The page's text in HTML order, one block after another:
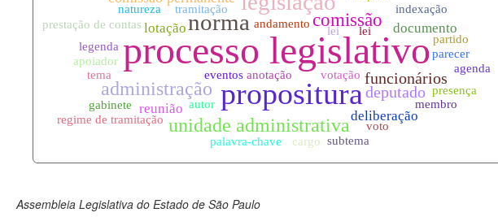
documento_andamento.xml
06-08-2026
palavras_chave.xml
06-08-2026
legislacao_normas.xml
06-08-2026
legislacao_norma_anotacoes.xml
06-08-2026
Assembleia Legislativa do Estado de São Paulo